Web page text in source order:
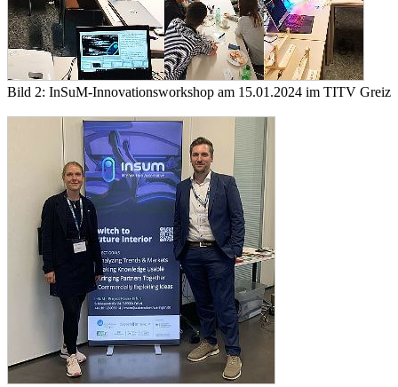
Bild 2: InSuM-Innovationsworkshop am 15.01.2024 im TITV Greiz